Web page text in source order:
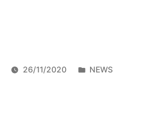
26/11/2020 NEWS